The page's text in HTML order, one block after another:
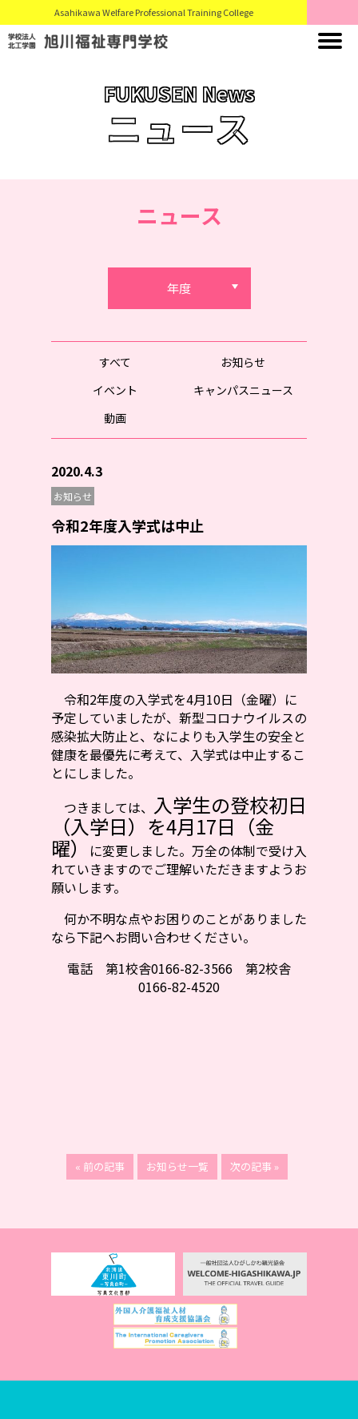
Asahikawa Welfare Professional Training College
FUKUSEN News
ニュース
ニュース
年度
すべて
お知らせ
イベント
キャンパスニュース
動画
2020.4.3
お知らせ
令和2年度入学式は中止
令和2年度の入学式を4月10日（金曜）に
予定していましたが、新型コロナウイルスの
感染拡大防止と、なによりも入学生の安全と
健康を最優先に考えて、入学式は中止するこ
とにしました。
つきましては、 入学生の登校初日
（入学日）を4月17日（金
曜）
に変更しました。万全の体制で受け入
れていきますのでご理解いただきますようお
願いします。
何か不明な点やお困りのことがありました
なら下記へお問い合わせください。
電話 第1校舎0166-82-3566 第2校舎
0166-82-4520
« 前の記事 お知らせ一覧 次の記事 »